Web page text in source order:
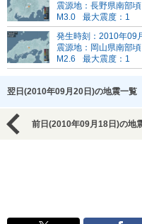
震源地：長野県南部頃
M3.0
最大震度：1
発生時刻：2010年09
震源地：岡山県南部頃
M2.6
最大震度：1
翌日(2010年09月20日)の地震一覧
前日(2010年09月18日)の地